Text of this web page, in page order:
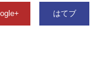
はてブ